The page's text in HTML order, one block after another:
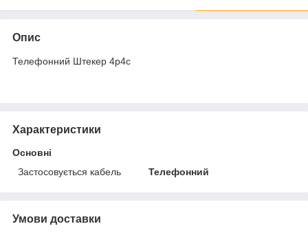
Опис
Телефонний Штекер 4р4с
Характеристики
Основні
Застосовується кабель
Телефонний
Умови доставки